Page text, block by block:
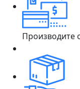
Производите